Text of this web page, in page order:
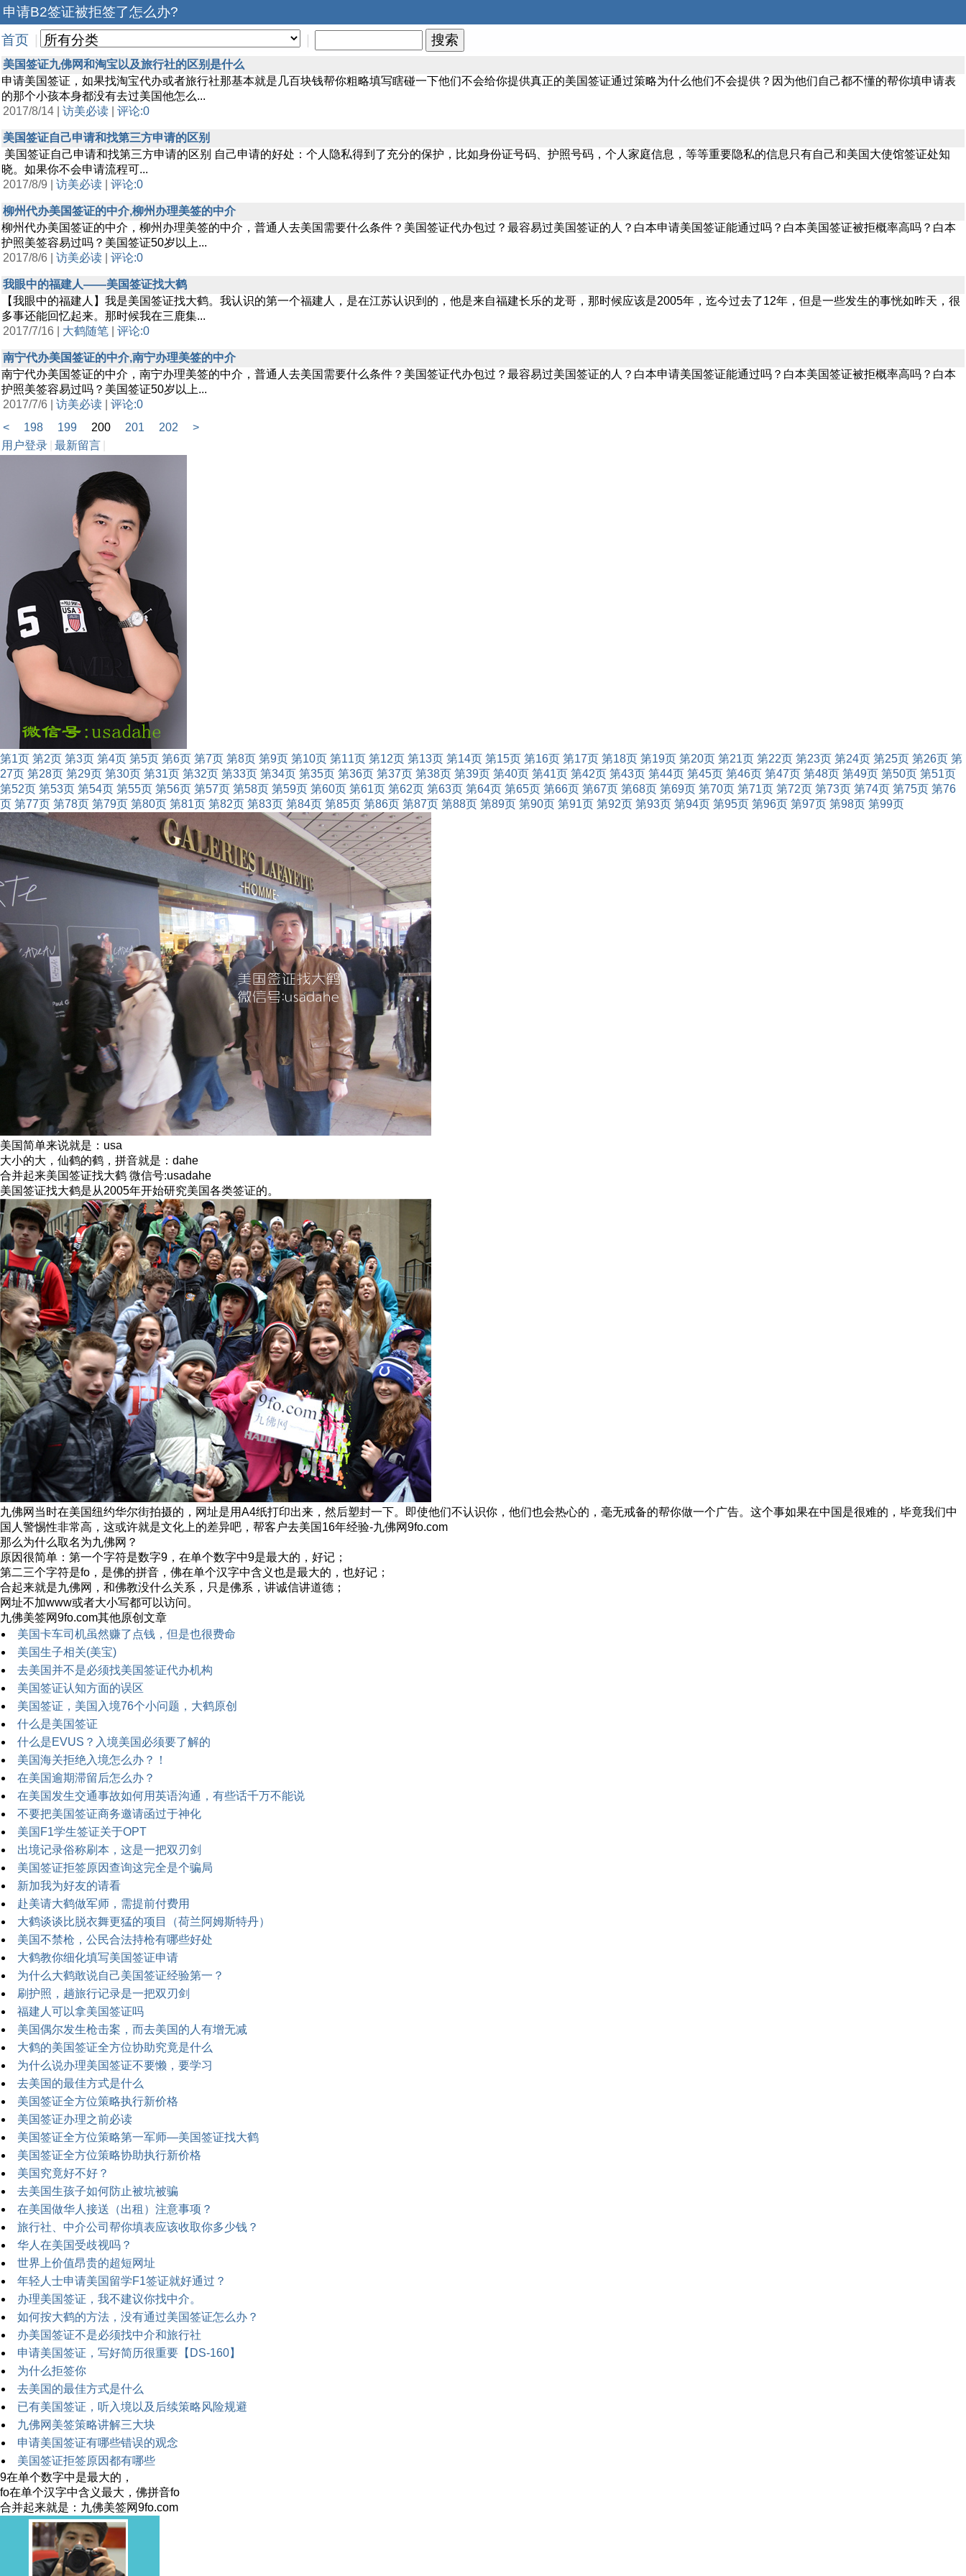
申请B2签证被拒签了怎么办?
首页
美国签证九佛网和淘宝以及旅行社的区别是什么
申请美国签证，如果找淘宝代办或者旅行社那基本就是几百块钱帮你粗略填写瞎碰一下他们不会给你提供真正的美国签证通过策略为什么他们不会提供？因为他们自己都不懂的帮你填申请表
的那个小孩本身都没有去过美国他怎么...
2017/8/14 | 访美必读 评论:0
美国签证自己申请和找第三方申请的区别
美国签证自己申请和找第三方申请的区别 自己申请的好处：个人隐私得到了充分的保护，比如身份证号码、护照号码，个人家庭信息，等等重要隐私的信息只有自己和美国大使馆签证处知
晓。如果你不会申请流程可...
2017/8/9 | 访美必读 评论:0
柳州代办美国签证的中介,柳州办理美签的中介
柳州代办美国签证的中介，柳州办理美签的中介，普通人去美国需要什么条件？美国签证代办包过？最容易过美国签证的人？白本申请美国签证能通过吗？白本美国签证被拒概率高吗？白本
护照美签容易过吗？美国签证50岁以上...
2017/8/6 | 访美必读 评论:0
我眼中的福建人——美国签证找大鹤
【我眼中的福建人】我是美国签证找大鹤。我认识的第一个福建人，是在江苏认识到的，他是来自福建长乐的龙哥，那时候应该是2005年，迄今过去了12年，但是一些发生的事恍如昨天，很
多事还能回忆起来。那时候我在三鹿集...
2017/7/16 | 大鹤随笔 评论:0
南宁代办美国签证的中介,南宁办理美签的中介
南宁代办美国签证的中介，南宁办理美签的中介，普通人去美国需要什么条件？美国签证代办包过？最容易过美国签证的人？白本申请美国签证能通过吗？白本美国签证被拒概率高吗？白本
护照美签容易过吗？美国签证50岁以上...
2017/7/6 | 访美必读
评论:0
<
198 199 200 201 202
>
用户登录 最新留言
第1页 第2页 第3页 第4页 第5页 第6页 第7页 第8页 第9页 第10页 第11页 第12页 第13页 第14页 第15页 第16页 第17页 第18页 第19页 第20页 第21页 第22页 第23页 第24页 第25页 第26页 第
27页 第28页 第29页 第30页 第31页 第32页 第33页 第34页 第35页 第36页 第37页 第38页 第39页 第40页 第41页 第42页 第43页 第44页 第45页 第46页 第47页 第48页 第49页 第50页 第51页
第52页 第53页 第54页 第55页 第56页 第57页 第58页 第59页 第60页 第61页 第62页 第63页 第64页 第65页 第66页 第67页 第68页 第69页 第70页 第71页 第72页 第73页 第74页 第75页 第76
页 第77页 第78页 第79页 第80页 第81页 第82页 第83页 第84页 第85页 第86页 第87页 第88页 第89页 第90页 第91页 第92页 第93页 第94页 第95页 第96页 第97页 第98页 第99页
美国简单来说就是：usa
大小的大，仙鹤的鹤，拼音就是：dahe
合并起来美国签证找大鹤 微信号:usadahe
美国签证找大鹤是从2005年开始研究美国各类签证的。
九佛网当时在美国纽约华尔街拍摄的，网址是用A4纸打印出来，然后塑封一下。即使他们不认识你，他们也会热心的，毫无戒备的帮你做一个广告。这个事如果在中国是很难的，毕竟我们中
国人警惕性非常高，这或许就是文化上的差异吧，帮客户去美国16年经验-九佛网9fo.com
那么为什么取名为九佛网？
原因很简单：第一个字符是数字9，在单个数字中9是最大的，好记；
第二三个字符是fo，是佛的拼音，佛在单个汉字中含义也是最大的，也好记；
合起来就是九佛网，和佛教没什么关系，只是佛系，讲诚信讲道德；
网址不加www或者大小写都可以访问。
九佛美签网9fo.com其他原创文章
美国卡车司机虽然赚了点钱，但是也很费命
美国生子相关(美宝)
去美国并不是必须找美国签证代办机构
美国签证认知方面的误区
美国签证，美国入境76个小问题，大鹤原创
什么是美国签证
什么是EVUS？入境美国必须要了解的
美国海关拒绝入境怎么办？！
在美国逾期滞留后怎么办？
在美国发生交通事故如何用英语沟通，有些话千万不能说
不要把美国签证商务邀请函过于神化
美国F1学生签证关于OPT
出境记录俗称刷本，这是一把双刃剑
美国签证拒签原因查询这完全是个骗局
新加我为好友的请看
赴美请大鹤做军师，需提前付费用
大鹤谈谈比脱衣舞更猛的项目（荷兰阿姆斯特丹）
美国不禁枪，公民合法持枪有哪些好处
大鹤教你细化填写美国签证申请
为什么大鹤敢说自己美国签证经验第一？
刷护照，趟旅行记录是一把双刃剑
福建人可以拿美国签证吗
美国偶尔发生枪击案，而去美国的人有增无减
大鹤的美国签证全方位协助究竟是什么
为什么说办理美国签证不要懒，要学习
去美国的最佳方式是什么
美国签证全方位策略执行新价格
美国签证办理之前必读
美国签证全方位策略第一军师—美国签证找大鹤
美国签证全方位策略协助执行新价格
美国究竟好不好？
去美国生孩子如何防止被坑被骗
在美国做华人接送（出租）注意事项？
旅行社、中介公司帮你填表应该收取你多少钱？
华人在美国受歧视吗？
世界上价值昂贵的超短网址
年轻人士申请美国留学F1签证就好通过？
办理美国签证，我不建议你找中介。
如何按大鹤的方法，没有通过美国签证怎么办？
办美国签证不是必须找中介和旅行社
申请美国签证，写好简历很重要【DS-160】
为什么拒签你
去美国的最佳方式是什么
已有美国签证，听入境以及后续策略风险规避
九佛网美签策略讲解三大块
申请美国签证有哪些错误的观念
美国签证拒签原因都有哪些
9在单个数字中是最大的，
fo在单个汉字中含义最大，佛拼音fo
合并起来就是：九佛美签网9fo.com